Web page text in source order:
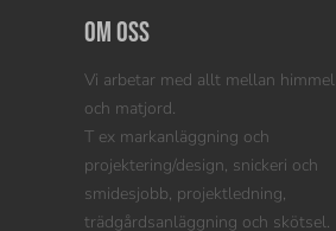
Om oss
Vi arbetar med allt mellan himmel
och matjord.
T ex markanläggning och
projektering/design, snickeri och
smidesjobb, projektledning,
trädgårdsanläggning och skötsel.